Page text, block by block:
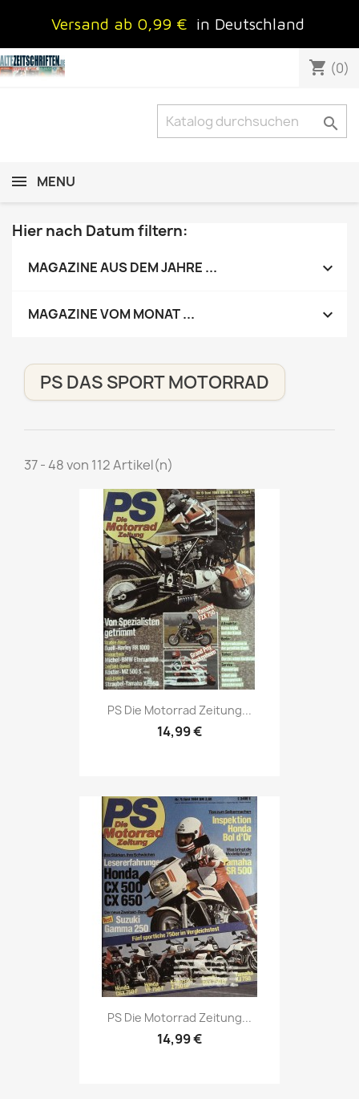
Versand ab 0,99 € in Deutschland
shopping_cart (0)

MENU
Hier nach Datum filtern:
MAGAZINE AUS DEM JAHRE ... 
MAGAZINE VOM MONAT ... 
PS DAS SPORT MOTORRAD
37 - 48 von 112 Artikel(n)
Vorschau
PS Die Motorrad Zeitung...
14,99 €
Vorschau
PS Die Motorrad Zeitung...
14,99 €